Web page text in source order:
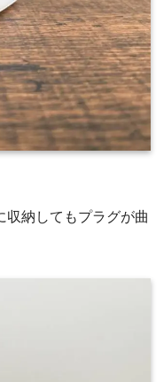
収納してもプラグが曲